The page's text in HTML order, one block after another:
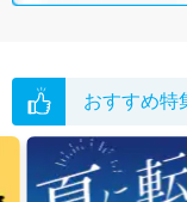
おすすめ特